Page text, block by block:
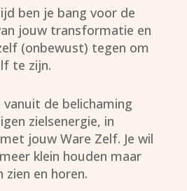
ben je bang voor de
jouw transformatie en
(onbewust) tegen om
te zijn.
vanuit de belichaming
zielsenergie, in
jouw Ware Zelf. Je wil
klein houden maar
en horen.